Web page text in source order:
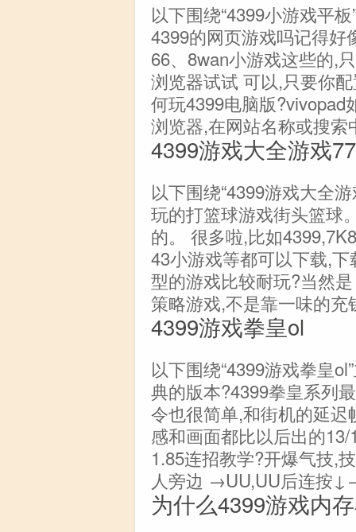
以下围绕“4399小游戏平
4399的网页游戏吗记得好
66、8wan小游戏这些的,
浏览器试试 可以,只要你
何玩4399电脑版?vivopad
浏览器,在网站名称或搜索
4399游戏大全游戏77
以下围绕“4399游戏大全
玩的打篮球游戏街头篮球
的。 很多啦,比如
43小游戏等都可以下载,
型的游戏比较耐玩?当然
策略游戏,不是靠一味的
4399游戏拳皇ol
以下围绕“4399游戏拳皇
典的版本?4399拳皇系列
令也很简单,和街机的延
感和画面都比以后出的
1.85连招教学?开爆气技,
人旁边 →UU,UU后连按
为什么4399游戏内